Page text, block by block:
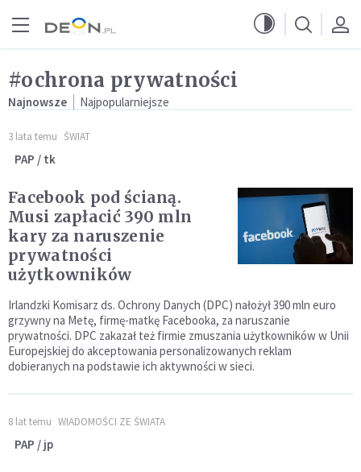
#ochrona prywatności
Najnowsze Najpopularniejsze
3 lata temu ŚWIAT
PAP / tk
Facebook pod ścianą.
Musi zapłacić 390 mln
kary za naruszenie
prywatności
użytkowników
Irlandzki Komisarz ds. Ochrony Danych (DPC) nałożył 390 mln euro
grzywny na Metę, firmę-matkę Facebooka, za naruszanie
prywatności. DPC zakazał też firmie zmuszania użytkowników w Unii
Europejskiej do akceptowania personalizowanych reklam
dobieranych na podstawie ich aktywności w sieci.
8 lat temu WIADOMOŚCI ZE ŚWIATA
PAP / jp